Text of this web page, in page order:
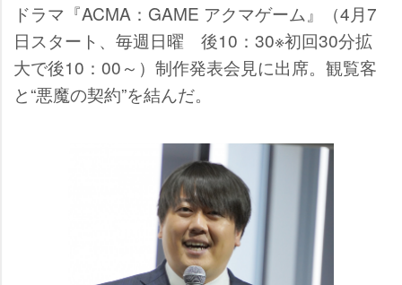
ドラマ『ACMA：GAME アクマゲーム』（4月7
日スタート、毎週日曜 後10：30※初回30分拡
大で後10：00～）制作発表会見に出席。観覧客
と“悪魔の契約”を結んだ。